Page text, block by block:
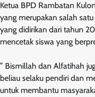
Ketua BPD Rambatan
yang merupakan salah
yang didirikan dari tahun
mencetak siswa yang
” Bismillah dan Alfatihah
beliau selaku pendiri dan
untuk membantu